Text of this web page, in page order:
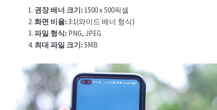
권장배너 크기: 1500 x 500픽셀
화면 비율:3:1(와이드 배너 형식)
파일 형식: PNG, JPEG
최대 파일 크기:5MB